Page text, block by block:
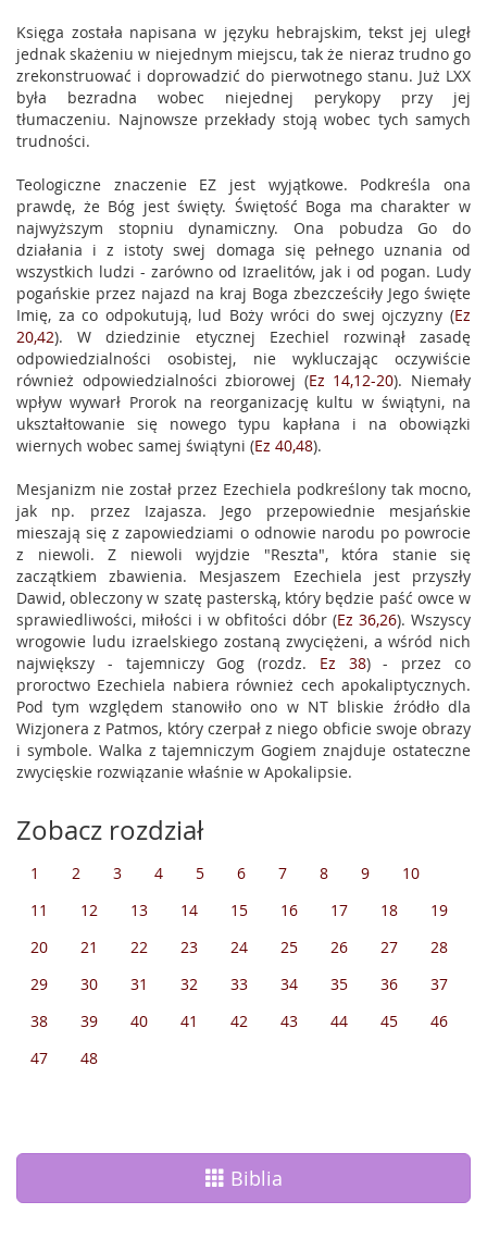
Księga została napisana w języku hebrajskim, tekst jej uległ
jednak skażeniu w niejednym miejscu, tak że nieraz trudno go
zrekonstruować i doprowadzić do pierwotnego stanu. Już LXX
była bezradna wobec niejednej perykopy przy jej
tłumaczeniu. Najnowsze przekłady stoją wobec tych samych
trudności.
Teologiczne znaczenie EZ jest wyjątkowe. Podkreśla ona
prawdę, że Bóg jest święty. Świętość Boga ma charakter w
najwyższym stopniu dynamiczny. Ona pobudza Go do
działania i z istoty swej domaga się pełnego uznania od
wszystkich ludzi - zarówno od Izraelitów, jak i od pogan. Ludy
pogańskie przez najazd na kraj Boga zbezcześciły Jego święte
Imię, za co odpokutują, lud Boży wróci do swej ojczyzny (Ez
20,42). W dziedzinie etycznej Ezechiel rozwinął zasadę
odpowiedzialności osobistej, nie wykluczając oczywiście
również odpowiedzialności zbiorowej (Ez 14,12-20). Niemały
wpływ wywarł Prorok na reorganizację kultu w świątyni, na
ukształtowanie się nowego typu kapłana i na obowiązki
wiernych wobec samej świątyni (Ez 40,48).
Mesjanizm nie został przez Ezechiela podkreślony tak mocno,
jak np. przez Izajasza. Jego przepowiednie mesjańskie
mieszają się z zapowiedziami o odnowie narodu po powrocie
z niewoli. Z niewoli wyjdzie "Reszta", która stanie się
zaczątkiem zbawienia. Mesjaszem Ezechiela jest przyszły
Dawid, obleczony w szatę pasterską, który będzie paść owce w
sprawiedliwości, miłości i w obfitości dóbr (Ez 36,26). Wszyscy
wrogowie ludu izraelskiego zostaną zwyciężeni, a wśród nich
największy - tajemniczy Gog (rozdz. Ez 38) - przez co
proroctwo Ezechiela nabiera również cech apokaliptycznych.
Pod tym względem stanowiło ono w NT bliskie źródło dla
Wizjonera z Patmos, który czerpał z niego obficie swoje obrazy
i symbole. Walka z tajemniczym Gogiem znajduje ostateczne
zwycięskie rozwiązanie właśnie w Apokalipsie.
Zobacz rozdział
1 2 3 4 5 6 7 8 9
10
11
12 13 14 15 16 17 18
19
20
21 22 23 24 25 26 27
28
29
30 31 32 33 34 35 36
37
38
39 40 41 42 43 44 45
46
47
48
Biblia